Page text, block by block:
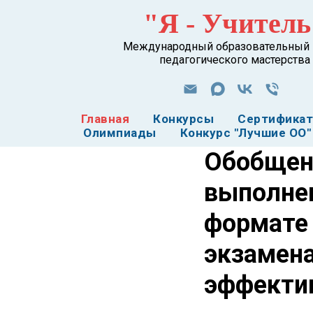
"Я -
Международный образовательный
педагогического мастерства
Главная Конкурсы
Олимпиады
Конкурс "Лучшие ОО"
формате